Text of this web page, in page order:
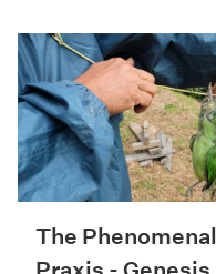
The